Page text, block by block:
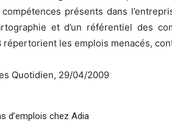
présents dans
et d’un référentiel des
répertorient les emplois menacés,
Quotidien, 29/04/2009
d’emplois chez Adia